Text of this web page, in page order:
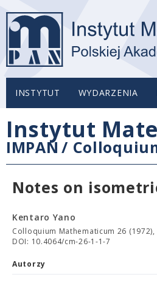
INSTYTUT WYDARZENIA
Instytut
IMPAN /
Notes on
Kentaro Yano
Colloquium Mathematicum 26 (1972),
DOI: 10.4064/cm-26-1-1-7
Autorzy